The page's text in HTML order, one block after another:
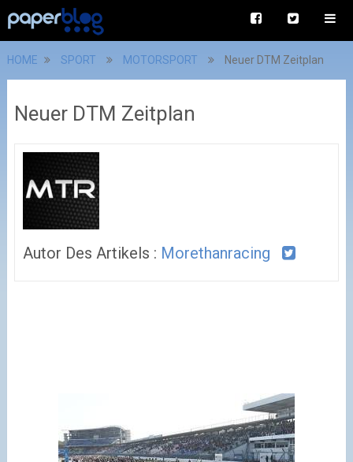
HOME SPORT MOTORSPORT Neuer DTM Zeitplan
Neuer DTM Zeitplan
Autor Des Artikels : Morethanracing